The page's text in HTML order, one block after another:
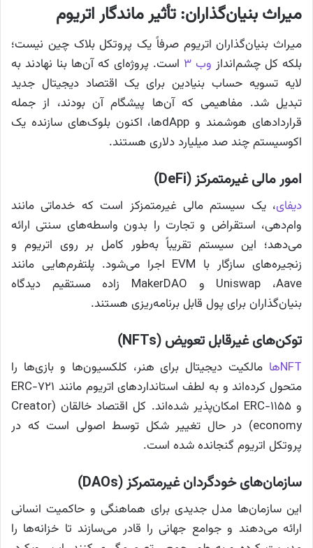
میراث بنیان‌گذاران: تأثیر ماندگار اتریوم
میراث بنیان‌گذاران اتریوم صرفاً یک پروتکل بلاک چین نیست؛
بلکه کل چشم‌انداز وب ۳
است. پروژه‌ای که آن‌ها بنا نهادند به
لایه تسویه حساب بنیادین برای یک اقتصاد دیجیتال جدید
تبدیل شد. مفاهیمی که آن‌ها پیشگام آن بودند، از جمله
قراردادهای هوشمند و dApp‌ها، اکنون بلوک‌های سازنده یک
اکوسیستم چند صد میلیارد دلاری هستند.
امور مالی غیرمتمرکز (DeFi)
دیفای، یک سیستم مالی غیرمتمزکز است که خدماتی مانند
وام‌دهی، استقراض و تجارت را بدون واسطه‌های سنتی ارائه
می‌دهد؛ این سیستم تقریباً به‌طور کامل بر روی اتریوم و
زنجیره‌های سازگار با EVM اجرا می‌شود. پلتفرم‌هایی مانند
Uniswap ،Aave و MakerDAO زاده مستقیم دیدگاه
بنیان‌گذاران برای پول قابل برنامه‌ریزی هستند.
توکن‌های غیرقابل تعویض (NFTs)
NFT‌ها
مالکیت دیجیتال برای هنر، کلکسیون‌ها و بازی‌ها را
متحول کرده‌اند و به لطف استانداردهای اتریوم مانند ERC-721
و ERC-1155 امکان‌پذیر شده‌اند. کل اقتصاد خالقان (Creator
economy) در حال تغییر شکل توسط اصولی است که در
پروتکل اتریوم گنجانده شده است.
سازمان‌های خودگردان غیرمتمرکز (DAOs)
این سازمان‌ها مدل جدیدی برای هماهنگی و حاکمیت انسانی
ارائه می‌دهند و جوامع جهانی را قادر می‌سازند تا خزانه‌ها را